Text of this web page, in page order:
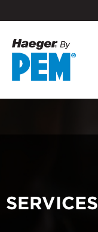
SERVICES